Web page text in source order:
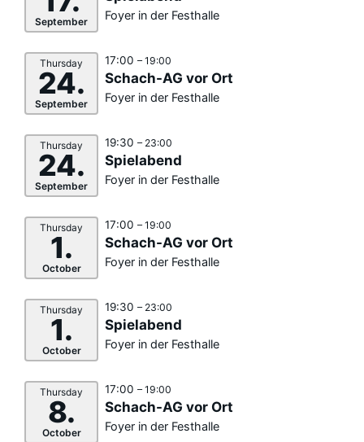
September Foyer in der Festhalle
Thursday
24.
September
17:00 – 19:00
Schach-AG vor Ort
Foyer in der Festhalle
Thursday
24.
September
19:30 – 23:00
Spielabend
Foyer in der Festhalle
Thursday
1.
October
17:00 – 19:00
Schach-AG vor Ort
Foyer in der Festhalle
Thursday
1.
October
19:30 – 23:00
Spielabend
Foyer in der Festhalle
Thursday
8.
October
17:00 – 19:00
Schach-AG vor Ort
Foyer in der Festhalle